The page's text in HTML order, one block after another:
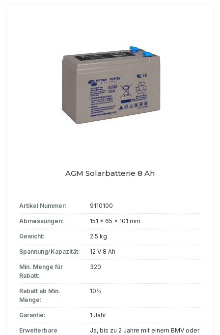
AGM Solarbatterie 8 Ah
Artikel Nummer: 9110100
Abmessungen: 151 x 65 x 101 mm
Gewicht: 2.5 kg
Spannung/Kapazität: 12 V 8 Ah
Min. Menge für
Rabatt:
320
Rabatt ab Min.
Menge:
10%
Garantie: 1 Jahr
Erweiterbare
Ja, bis zu 2 Jahre mit einem BMV oder